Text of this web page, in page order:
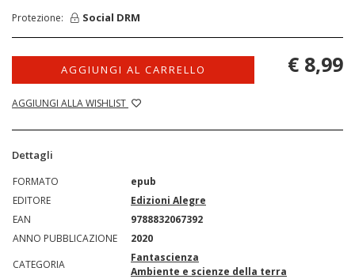
Protezione: Social DRM
AGGIUNGI AL CARRELLO
AGGIUNGI ALLA WISHLIST
€ 8,99
Dettagli
FORMATO
epub
EDITORE
Edizioni Alegre
EAN
9788832067392
ANNO PUBBLICAZIONE
2020
CATEGORIA
Fantascienza
Ambiente e scienze della terra